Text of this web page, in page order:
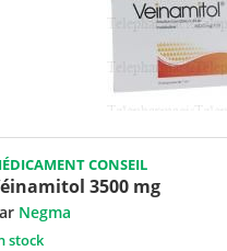
CONSEIL
3500 mg
Negma
stock